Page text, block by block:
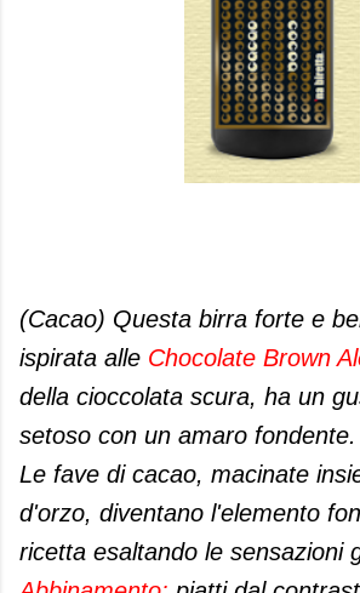
(Cacao) Questa birra forte e
ispirata alle Chocolate Brown
della cioccolata scura, ha un
setoso con un amaro fondente.
Le fave di cacao, macinate
d'orzo, diventano l'elemento
ricetta esaltando le sensazioni